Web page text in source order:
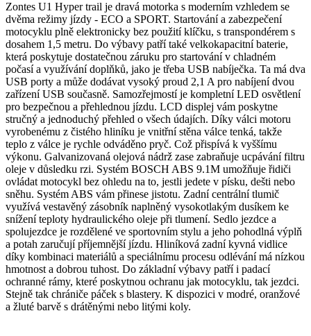
Zontes U1 Hyper trail je dravá motorka s moderním vzhledem se
dvěma režimy jízdy - ECO a SPORT. Startování a zabezpečení
motocyklu plně elektronicky bez použití klíčku, s transpondérem s
dosahem 1,5 metru. Do výbavy patří také velkokapacitní baterie,
která poskytuje dostatečnou záruku pro startování v chladném
počasí a využívání doplňků, jako je třeba USB nabíječka. Ta má dva
USB porty a může dodávat vysoký proud 2,1 A pro nabíjení dvou
zařízení USB současně. Samozřejmostí je kompletní LED osvětlení
pro bezpečnou a přehlednou jízdu. LCD displej vám poskytne
stručný a jednoduchý přehled o všech údajích. Díky válci motoru
vyrobenému z čistého hliníku je vnitřní stěna válce tenká, takže
teplo z válce je rychle odváděno pryč. Což přispívá k vyššímu
výkonu. Galvanizovaná olejová nádrž zase zabraňuje ucpávání filtru
oleje v důsledku rzi. Systém BOSCH ABS 9.1M umožňuje řidiči
ovládat motocykl bez ohledu na to, jestli jedete v písku, dešti nebo
sněhu. Systém ABS vám přinese jistotu. Zadní centrální tlumič
využívá vestavěný zásobník naplněný vysokotlakým dusíkem ke
snížení teploty hydraulického oleje při tlumení. Sedlo jezdce a
spolujezdce je rozdělené ve sportovním stylu a jeho pohodlná výplň
a potah zaručují příjemnější jízdu. Hliníková zadní kyvná vidlice
díky kombinaci materiálů a speciálnímu procesu odlévání má nízkou
hmotnost a dobrou tuhost. Do základní výbavy patří i padací
ochranné rámy, které poskytnou ochranu jak motocyklu, tak jezdci.
Stejně tak chrániče páček s blastery. K dispozici v modré, oranžové
a žluté barvě s drátěnými nebo litými koly.